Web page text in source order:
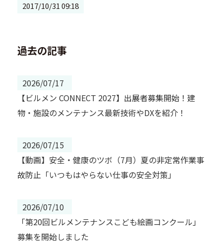
2017/10/31 09:18
過去の記事
2026/07/17
【ビルメン CONNECT 2027】出展者募集開始！建
物・施設のメンテナンス最新技術やDXを紹介！
2026/07/15
【動画】安全・健康のツボ（7月）夏の非定常作業事
故防止「いつもはやらない仕事の安全対策」
2026/07/10
「第20回ビルメンテナンスこども絵画コンクール」
募集を開始しました